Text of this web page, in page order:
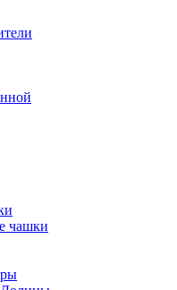
чашки